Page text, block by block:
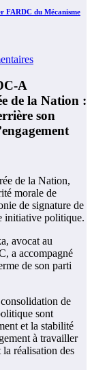
FARDC du Mécanisme
A
de la Nation :
son
de la Nation,
morale de
de signature de
initiative politique.
avocat au
a accompagné
de son parti
de
sont
et la stabilité
à travailler
réalisation des